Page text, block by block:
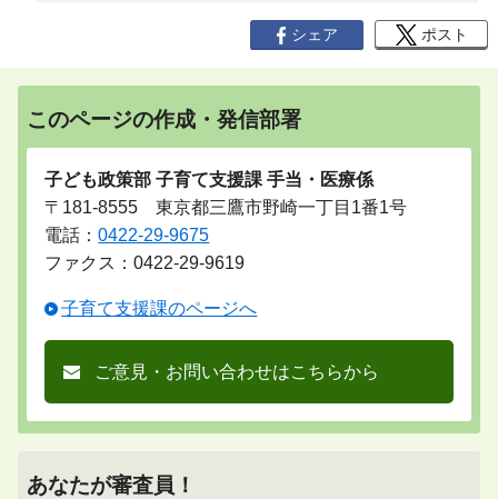
シェア ポスト
このページの作成・発信部署
子ども政策部 子育て支援課 手当・医療係
〒181-8555 東京都三鷹市野崎一丁目1番1号
電話：0422-29-9675
ファクス：0422-29-9619
子育て支援課のページへ
ご意見・お問い合わせはこちらから
あなたが審査員！